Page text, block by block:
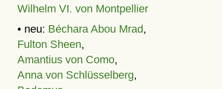
Wilhelm VI. von Montpellier
• neu: Béchara Abou Mrad,
Fulton Sheen,
Amantius von Como,
Anna von Schlüsselberg,